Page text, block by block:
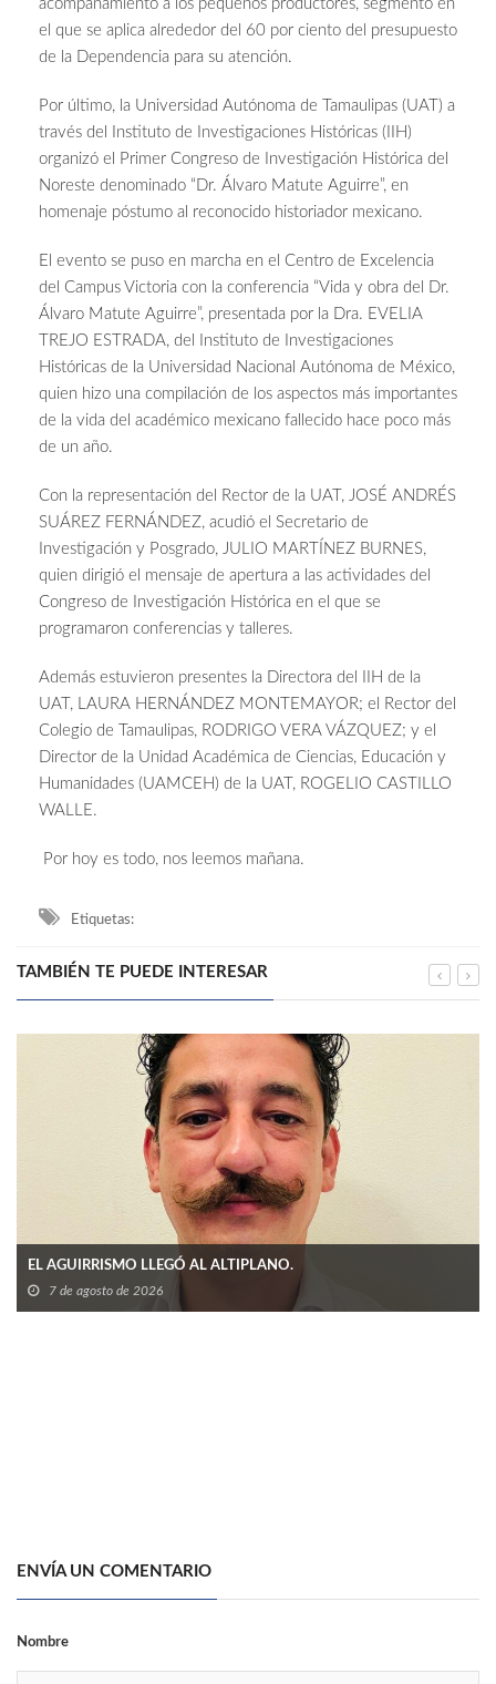
acompañamiento a los pequeños productores, segmento en
el que se aplica alrededor del 60 por ciento del presupuesto
de la Dependencia para su atención.
Por último, la Universidad Autónoma de Tamaulipas (UAT) a
través del Instituto de Investigaciones Históricas (IIH)
organizó el Primer Congreso de Investigación Histórica del
Noreste denominado “Dr. Álvaro Matute Aguirre”, en
homenaje póstumo al reconocido historiador mexicano.
El evento se puso en marcha en el Centro de Excelencia
del Campus Victoria con la conferencia “Vida y obra del Dr.
Álvaro Matute Aguirre”, presentada por la Dra. EVELIA
TREJO ESTRADA, del Instituto de Investigaciones
Históricas de la Universidad Nacional Autónoma de México,
quien hizo una compilación de los aspectos más importantes
de la vida del académico mexicano fallecido hace poco más
de un año.
Con la representación del Rector de la UAT, JOSÉ ANDRÉS
SUÁREZ FERNÁNDEZ, acudió el Secretario de
Investigación y Posgrado, JULIO MARTÍNEZ BURNES,
quien dirigió el mensaje de apertura a las actividades del
Congreso de Investigación Histórica en el que se
programaron conferencias y talleres.
Además estuvieron presentes la Directora del IIH de la
UAT, LAURA HERNÁNDEZ MONTEMAYOR; el Rector del
Colegio de Tamaulipas, RODRIGO VERA VÁZQUEZ; y el
Director de la Unidad Académica de Ciencias, Educación y
Humanidades (UAMCEH) de la UAT, ROGELIO CASTILLO
WALLE.
Por hoy es todo, nos leemos mañana.
Etiquetas:
TAMBIÉN TE PUEDE INTERESAR
EL AGUIRRISMO LLEGÓ AL ALTIPLANO.
7 de agosto de 2026
ENVÍA UN COMENTARIO
Nombre